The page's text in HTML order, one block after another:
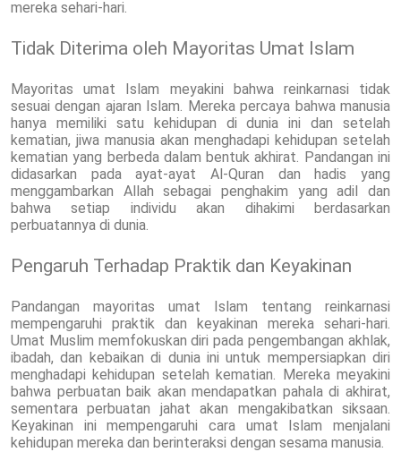
mereka sehari-hari.
Tidak Diterima oleh Mayoritas Umat Islam
Mayoritas umat Islam meyakini bahwa reinkarnasi tidak
sesuai dengan ajaran Islam. Mereka percaya bahwa manusia
hanya memiliki satu kehidupan di dunia ini dan setelah
kematian, jiwa manusia akan menghadapi kehidupan setelah
kematian yang berbeda dalam bentuk akhirat. Pandangan ini
didasarkan pada ayat-ayat Al-Quran dan hadis yang
menggambarkan Allah sebagai penghakim yang adil dan
bahwa setiap individu akan dihakimi berdasarkan
perbuatannya di dunia.
Pengaruh Terhadap Praktik dan Keyakinan
Pandangan mayoritas umat Islam tentang reinkarnasi
mempengaruhi praktik dan keyakinan mereka sehari-hari.
Umat Muslim memfokuskan diri pada pengembangan akhlak,
ibadah, dan kebaikan di dunia ini untuk mempersiapkan diri
menghadapi kehidupan setelah kematian. Mereka meyakini
bahwa perbuatan baik akan mendapatkan pahala di akhirat,
sementara perbuatan jahat akan mengakibatkan siksaan.
Keyakinan ini mempengaruhi cara umat Islam menjalani
kehidupan mereka dan berinteraksi dengan sesama manusia.